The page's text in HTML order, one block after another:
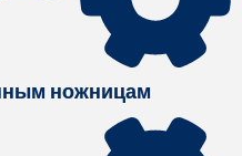
ножницам